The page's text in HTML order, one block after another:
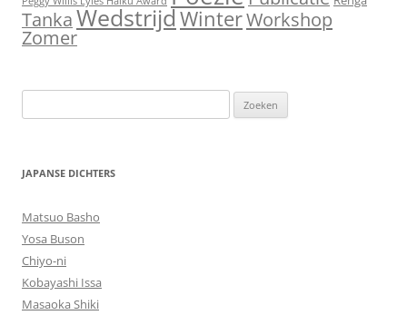
TankaWedstrijdWinterWorkshop
Zomer
naar:
JAPANSE DICHTERS
Matsuo Basho
Yosa Buson
Chiyo-ni
Kobayashi Issa
Masaoka Shiki